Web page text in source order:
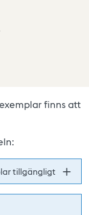
exemplar finns att
tillgängligt